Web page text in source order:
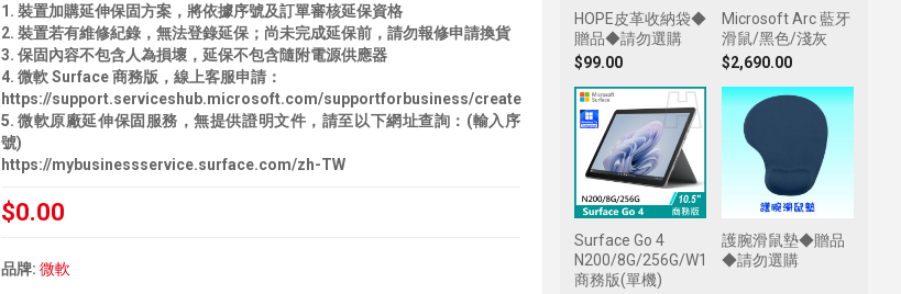
1. 裝置加購延伸保固方案，將依據序號及訂單審核延保資格
2. 裝置若有維修紀錄，無法登錄延保；尚未完成延保前，請勿報修申請換貨
3. 保固內容不包含人為損壞，延保不包含隨附電源供應器
4. 微軟 Surface 商務版，線上客服申請：
https://support.serviceshub.microsoft.com/supportforbusiness/create
5. 微軟原廠延伸保固服務，無提供證明文件，請至以下網址查詢：(輸入序
號)
https://mybusinessservice.surface.com/zh-TW
$0.00
品牌: 微軟
HOPE皮革收納袋◆
贈品◆請勿選購
$99.00
Microsoft Arc 藍牙
滑鼠/黑色/淺灰
$2,690.00
Surface Go 4
N200/8G/256G/W11P
商務版(單機)
護腕滑鼠墊◆贈品
◆請勿選購